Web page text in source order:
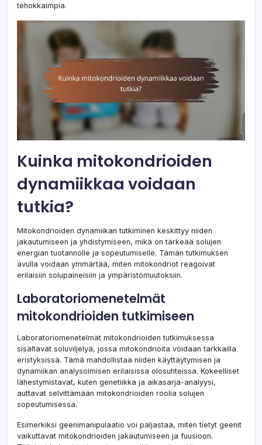
tehokkaimpia.
Kuinka mitokondrioiden
dynamiikkaa voidaan
tutkia?
Mitokondrioiden dynamiikan tutkiminen keskittyy niiden
jakautumiseen ja yhdistymiseen, mikä on tärkeää solujen
energian tuotannolle ja sopeutumiselle. Tämän tutkimuksen
avulla voidaan ymmärtää, miten mitokondriot reagoivat
erilaisiin solupaineisiin ja ympäristömuutoksiin.
Laboratoriomenetelmät
mitokondrioiden tutkimiseen
Laboratoriomenetelmät mitokondrioiden tutkimuksessa
sisältävät soluviljelyä, jossa mitokondrioita voidaan tarkkailla
eristyksissä. Tämä mahdollistaa niiden käyttäytymisen ja
dynamiikan analysoimisen erilaisissa olosuhteissa. Kokeelliset
lähestymistavat, kuten genetiikka ja aikasarja-analyysi,
auttavat selvittämään mitokondrioiden roolia solujen
sopeutumisessa.
Esimerkiksi geenimanipulaatio voi paljastaa, miten tietyt geenit
vaikuttavat mitokondrioiden jakautumiseen ja fuusioon.